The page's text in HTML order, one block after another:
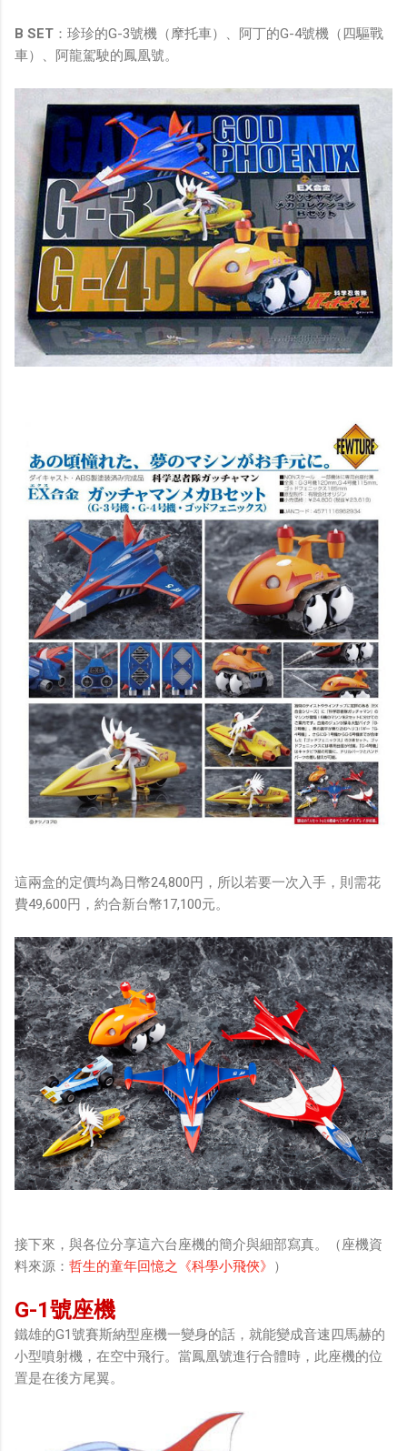
B SET ：珍珍的G-3號機（摩托車）、阿丁的G-4號機（四驅戰
車）、阿龍駕駛的鳳凰號。
這兩盒的定價均為日幣24,800円，所以若要一次入手，則需花
費49,600円，約合新台幣17,100元。
接下來，與各位分享這六台座機的簡介與細部寫真。（座機資
料來源： 哲生的童年回憶之《科學小飛俠》 ）
G-1號座機
鐵雄的G1號賽斯納型座機一變身的話，就能變成音速四馬赫的
小型噴射機，在空中飛行。當鳳凰號進行合體時，此座機的位
置是在後方尾翼。